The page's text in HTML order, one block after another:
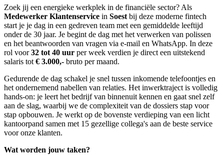
Zoek jij een energieke werkplek in de financiële sector? Als
Medewerker Klantenservice in Soest bij deze moderne fintech
start je je dag in een gedreven team met een gemiddelde leeftijd
onder de 30 jaar. Je begint de dag met het verwerken van polissen
en het beantwoorden van vragen via e-mail en WhatsApp. In deze
rol voor32 tot 40 uur per week verdien je direct een uitstekend
salaris tot € 3.000,- bruto per maand.
Gedurende de dag schakel je snel tussen inkomende telefoontjes en
het ondernemend nabellen van relaties. Het inwerktraject is volledig
hands-on: je leert het bedrijf van binnenuit kennen en gaat snel zelf
aan de slag, waarbij we de complexiteit van de dossiers stap voor
stap opbouwen. Je werkt op de bovenste verdieping van een licht
kantoorpand samen met 15 gezellige collega's aan de beste service
voor onze klanten.
Wat worden jouw taken?